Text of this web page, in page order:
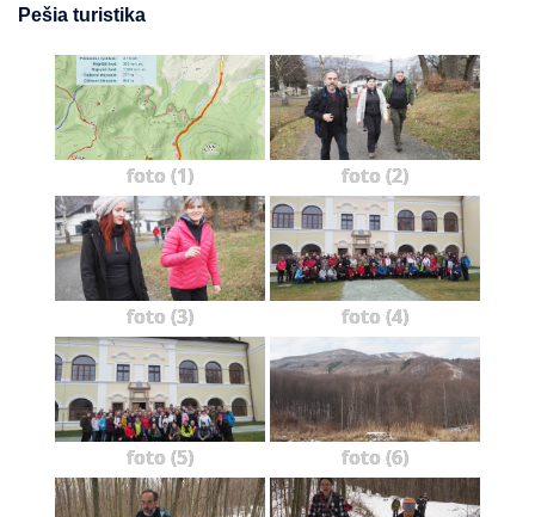
Pešia turistika
foto (1) foto (2)
foto (3) foto (4)
foto (5) foto (6)